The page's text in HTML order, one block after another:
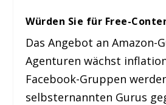
Würden Sie für Free-
Das Angebot an Amazon-
Agenturen wächst
Facebook-Gruppen
selbsternannten Gurus